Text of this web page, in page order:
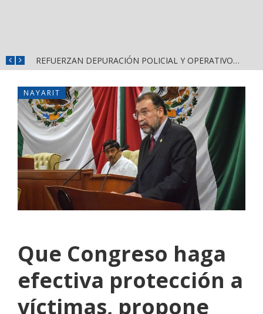
REFUERZAN DEPURACIÓN POLICIAL Y OPERATIVOS EN FRONTERAS DE NAYARIT
NAYARIT
Que Congreso haga
efectiva protección a
víctimas, propone